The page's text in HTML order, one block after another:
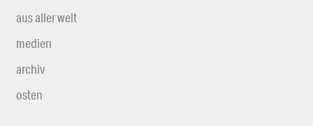
aus aller welt
medien
archiv
osten